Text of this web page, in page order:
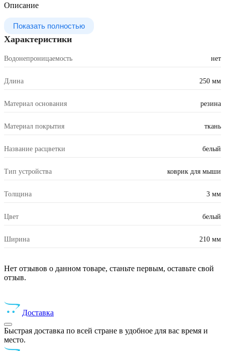
Описание
Показать полностью
Характеристики
Водонепроницаемость нет
Длина 250 мм
Материал основания резина
Материал покрытия ткань
Название расцветки белый
Тип устройства коврик для мыши
Толщина 3 мм
Цвет белый
Ширина 210 мм
Нет отзывов о данном товаре, станьте первым, оставьте свой
отзыв.
Доставка
Быстрая доставка по всей стране в удобное для вас время и
место.